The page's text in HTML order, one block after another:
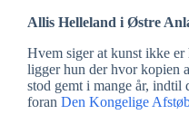
Allis Helleland i Østre
Hvem siger at kunst ikke er
ligger hun der hvor kopien
stod gemt i mange år, indtil
foran Den Kongelige